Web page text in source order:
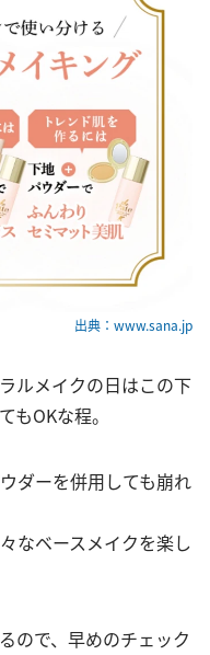
出典：www.sana.jp
ルメイクの日はこの下
もOKな程。
ダーを併用しても崩れ
なベースメイクを楽し
ので、早めのチェック